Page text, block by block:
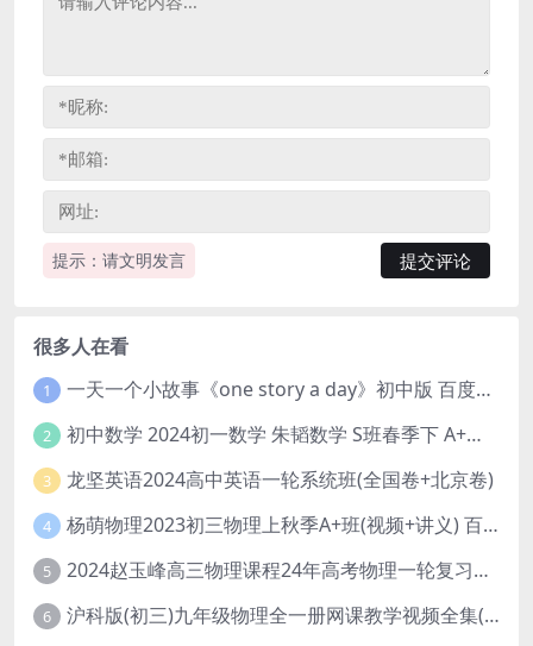
提示：请文明发言
很多人在看
1 一天一个小故事《one story a day》初中版 百度网盘分享下载
2 初中数学 2024初一数学 朱韬数学 S班春季下 A+班春季下 百度云网盘
3 龙坚英语2024高中英语一轮系统班(全国卷+北京卷)
4 杨萌物理2023初三物理上秋季A+班(视频+讲义) 百度网盘分享
5 2024赵玉峰高三物理课程24年高考物理一轮复习网课教程
6 沪科版(初三)九年级物理全一册网课教学视频全集(录播版 杜春雨 66讲)